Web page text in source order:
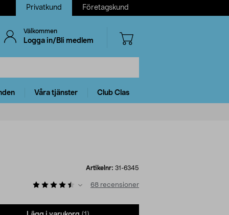
Privatkund Företagskund
Välkommen
Logga in/Bli medlem
Våra tjänster Club Clas
Artikelnr: 31-6345
68 recensioner